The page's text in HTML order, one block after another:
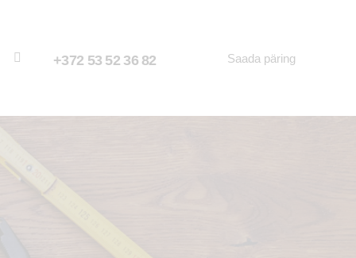
+372 53 52 36 82 Saada päring